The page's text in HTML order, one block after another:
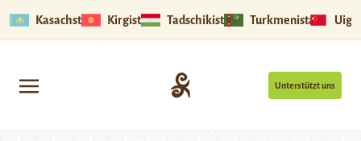
Kasachstan Kirgistan Tadschikistan Turkmenistan
Unterstützt uns